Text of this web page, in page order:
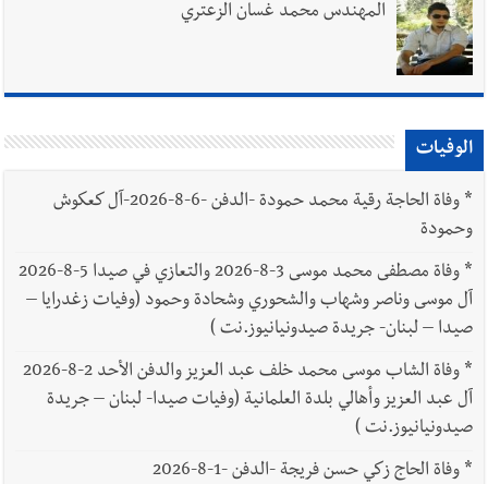
المهندس محمد غسان الزعتري
الوفيات
*
وفاة الحاجة رقية محمد حمودة -الدفن -6-8-2026-آل كعكوش
وحمودة
*
وفاة مصطفى محمد موسى 3-8-2026 والتعازي في صيدا 5-8-2026
آل موسى وناصر وشهاب والشحوري وشحادة وحمود (وفيات زغدرايا –
صيدا – لبنان- جريدة صيدونيانيوز.نت )
*
وفاة الشاب موسى محمد خلف عبد العزيز والدفن الأحد 2-8-2026
آل عبد العزيز وأهالي بلدة العلمانية (وفيات صيدا- لبنان – جريدة
صيدونيانيوز.نت )
*وفاة الحاج زكي حسن فريجة -الدفن -1-8-2026